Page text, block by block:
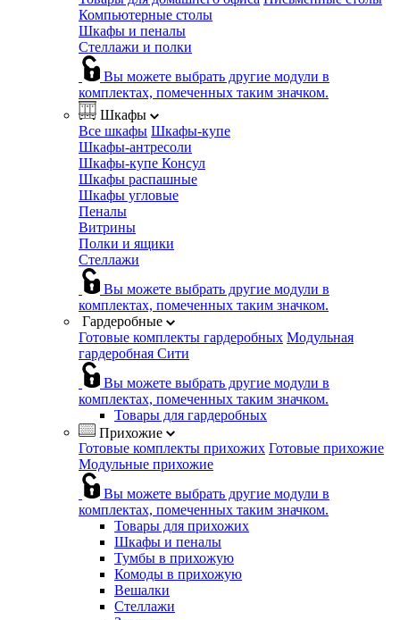
Компьютерные столы
Шкафы и пеналы
Стеллажи и полки
Вы можете выбрать другие модули в
комплектах, помеченных таким значком.
Шкафы
Все шкафы Шкафы-купе
Шкафы-антресоли
Шкафы-купе Консул
Шкафы распашные
Шкафы угловые
Пеналы
Витрины
Полки и ящики
Стеллажи
Вы можете выбрать другие модули в
комплектах, помеченных таким значком.
Гардеробные
Готовые комплекты гардеробных Модульная
гардеробная Сити
Вы можете выбрать другие модули в
комплектах, помеченных таким значком.
Товары для гардеробных
Прихожие
Готовые комплекты прихожих Готовые прихожие
Модульные прихожие
Вы можете выбрать другие модули в
комплектах, помеченных таким значком.
Товары для прихожих
Шкафы и пеналы
Тумбы в прихожую
Комоды в прихожую
Вешалки
Стеллажи